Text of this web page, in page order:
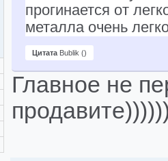
Цитата Bublik ()
прогинается от
металла очень
Главное не